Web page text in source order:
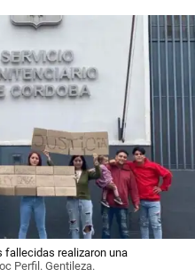
fallecidas realizaron una
Perfil. Gentileza.